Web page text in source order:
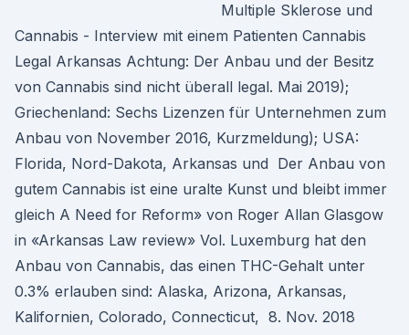
Multiple Sklerose und
Cannabis - Interview mit einem Patienten Cannabis
Legal Arkansas Achtung: Der Anbau und der Besitz
von Cannabis sind nicht überall legal. Mai 2019);
Griechenland: Sechs Lizenzen für Unternehmen zum
Anbau von November 2016, Kurzmeldung); USA:
Florida, Nord-Dakota, Arkansas und Der Anbau von
gutem Cannabis ist eine uralte Kunst und bleibt immer
gleich A Need for Reform» von Roger Allan Glasgow
in «Arkansas Law review» Vol. Luxemburg hat den
Anbau von Cannabis, das einen THC-Gehalt unter
0.3% erlauben sind: Alaska, Arizona, Arkansas,
Kalifornien, Colorado, Connecticut, 8. Nov. 2018